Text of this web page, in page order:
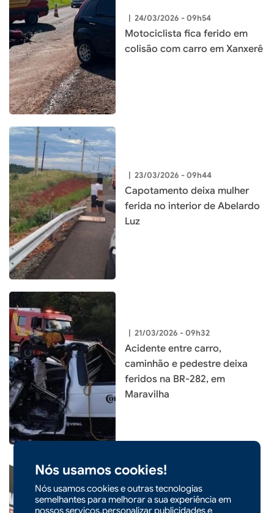
Nós usamos cookies!
Nós usamos cookies e outras tecnologias
semelhantes para melhorar a sua experiência em
nossos serviços,personalizar publicidades e
| 24/03/2026 - 09h54
Motociclista fica ferido em
colisão com carro em Xanxerê
| 23/03/2026 - 09h44
Capotamento deixa mulher
ferida no interior de Abelardo
Luz
| 21/03/2026 - 09h32
Acidente entre carro,
caminhão e pedestre deixa
feridos na BR-282, em
Maravilha
POLÍCIA | 19/03/2026 - 17h07